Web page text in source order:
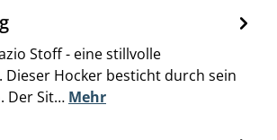
Stoff - eine stillvolle
Dieser Hocker besticht durch sein
Der Sit… Mehr